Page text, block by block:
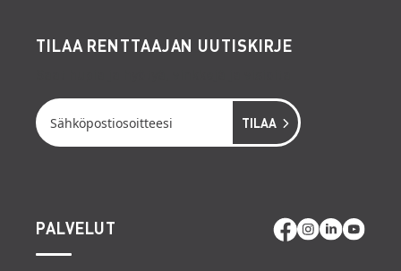
paineilmanaulaimet, impulssinaulaimet,
upotussahat, laminaattileikkurit,
puukkosahat, kuviosahat, moottorisahat,
timanttileikkurit, moottorileikkurit,
Siivous ja pesukalusto:
teollisuus- ja
vesi-imurit, puruimurit, keskuspölynimurit,
TILAA RENTTAAJAN UUTISKIRJE
PALVELUT